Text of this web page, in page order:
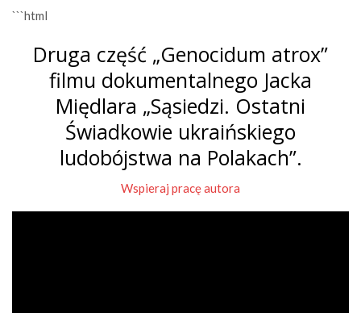
```html
Druga część „Genocidum atrox”
filmu dokumentalnego Jacka
Międlara „Sąsiedzi. Ostatni
Świadkowie ukraińskiego
ludobójstwa na Polakach”.
Wspieraj pracę autora